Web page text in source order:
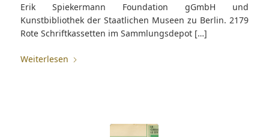
Erik Spiekermann Foundation gGmbH und
Kunstbibliothek der Staatlichen Museen zu Berlin. 2179
Rote Schriftkassetten im Sammlungsdepot […]
Weiterlesen